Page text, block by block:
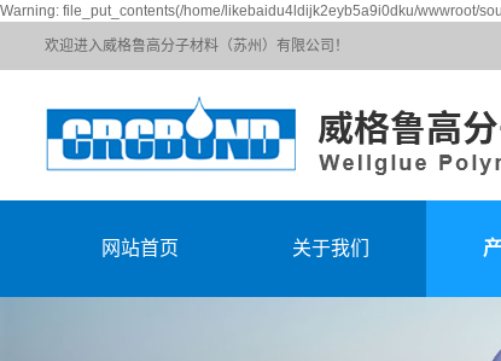
Warning: file_put_contents(/home/likebaidu4ldijk2eyb5a9i0dku/wwwroot/
欢迎进入威格鲁高分子材料（苏州）有限公司！
网站首页 关于我们